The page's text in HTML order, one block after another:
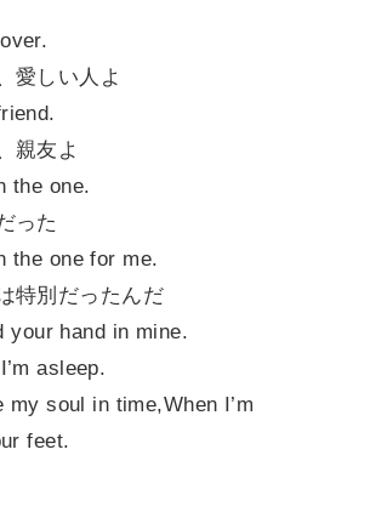
愛しい人よ
親友よ
the one.
った
the one for me.
特別だったんだ
your hand in mine.
asleep.
my soul in time,When I’m
feet.